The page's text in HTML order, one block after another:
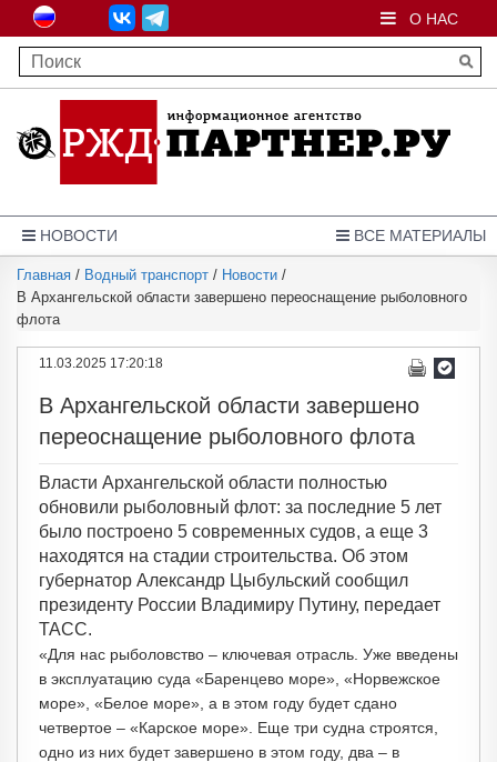
О НАС
ВСЕ МАТЕРИАЛЫ
НОВОСТИ
Главная / Водный транспорт / Новости /
В Архангельской области завершено переоснащение рыболовного
флота
11.03.2025 17:20:18
В Архангельской области завершено
переоснащение рыболовного флота
Власти Архангельской области полностью
обновили рыболовный флот: за последние 5 лет
было построено 5 современных судов, а еще 3
находятся на стадии строительства. Об этом
губернатор Александр Цыбульский сообщил
президенту России Владимиру Путину, передает
ТАСС.
«Для нас рыболовство – ключевая отрасль. Уже введены
в эксплуатацию суда «Баренцево море», «Норвежское
море», «Белое море», а в этом году будет сдано
четвертое – «Карское море». Еще три судна строятся,
одно из них будет завершено в этом году, два – в